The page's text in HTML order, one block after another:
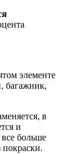
элементе
багажник,
в
и
больше
покраски.